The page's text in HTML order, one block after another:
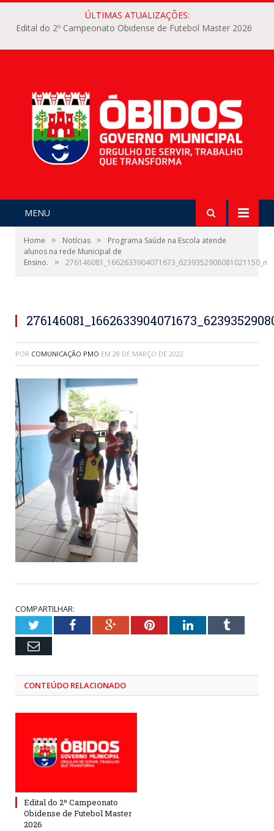
ÚLTIMAS ATUALIZAÇÕES:
Edital do 2º Campeonato Obidense de Futebol Master 2026
MENU
Home » Notícias »
Programa Saúde na Escola atende
alunos na rede Municipal de
Ensino.
» 276146081_1662633904071673_6239352908081021150_n
POR COMUNICAÇÃO PMO EM 28 DE MARÇO DE 2022
COMPARTILHAR:
TwitterFacebookGoogle+PinterestLinkedInTumblr
Email
CONTEÚDO RELACIONADO
Edital do 2º Campeonato
Obidense de Futebol Master
2026